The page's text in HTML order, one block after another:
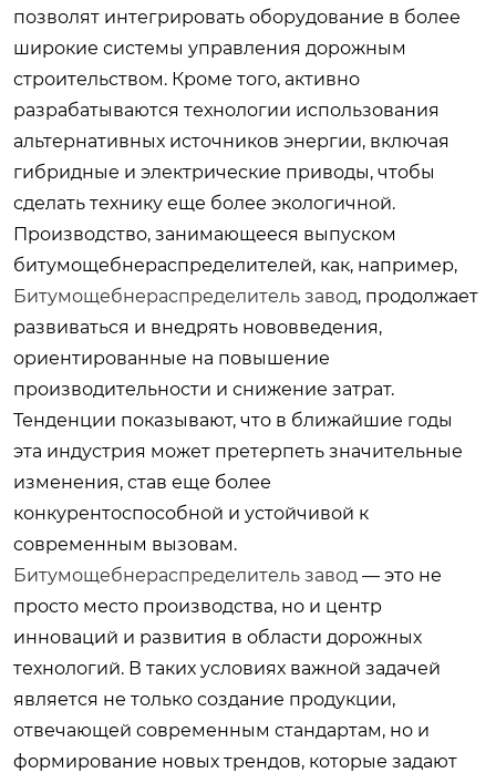
позволят интегрировать оборудование в более
широкие системы управления дорожным
строительством. Кроме того, активно
разрабатываются технологии использования
альтернативных источников энергии, включая
гибридные и электрические приводы, чтобы
сделать технику еще более экологичной.
Производствo, занимающееся выпуском
битумощебнераспределителей, как, например,
Битумощебнераспределитель завод, продолжает
развиваться и внедрять нововведения,
ориентированные на повышение
производительности и снижение затрат.
Тенденции показывают, что в ближайшие годы
эта индустрия может претерпеть значительные
изменения, став еще более
конкурентоспособной и устойчивой к
современным вызовам.
Битумощебнераспределитель завод — это не
просто место производства, но и центр
инноваций и развития в области дорожных
технологий. В таких условиях важной задачей
является не только создание продукции,
отвечающей современным стандартам, но и
формирование новых трендов, которые задают